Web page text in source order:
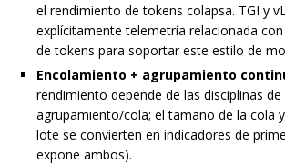
el rendimiento de tokens colapsa. TGI y
explícitamente telemetría relacionada
de tokens para soportar este estilo de
Encolamiento + agrupamiento
rendimiento depende de las disciplinas de
agrupamiento/cola; el tamaño de la cola
lote se convierten en indicadores de
expone ambos).